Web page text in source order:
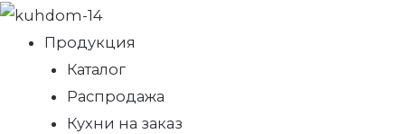
Продукция
Каталог
Распродажа
Кухни на заказ